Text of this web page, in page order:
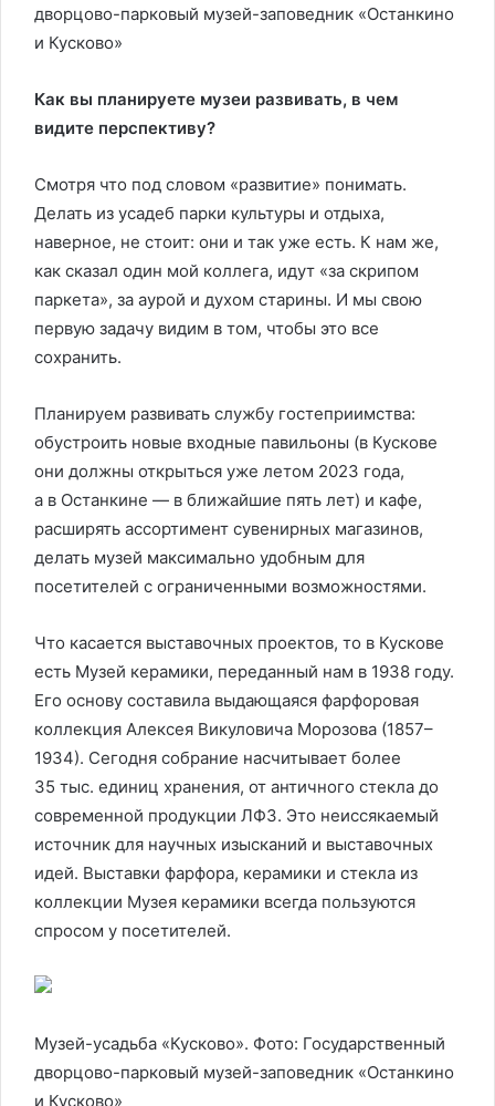
дворцово-парковый музей-заповедник «Останкино
и Кусково»
Как вы планируете музеи развивать, в чем
видите перспективу?
Смотря что под словом «развитие» понимать.
Делать из усадеб парки культуры и отдыха,
наверное, не стоит: они и так уже есть. К нам же,
как сказал один мой коллега, идут «за скрипом
паркета», за аурой и духом старины. И мы свою
первую задачу видим в том, чтобы это все
сохранить.
Планируем развивать службу гостеприимства:
обустроить новые входные павильоны (в Кускове
они должны открыться уже летом 2023 года,
а в Останкине — в ближайшие пять лет) и кафе,
расширять ассортимент сувенирных магазинов,
делать музей максимально удобным для
посетителей с ограниченными возможностями.
Что касается выставочных проектов, то в Кускове
есть Музей керамики, переданный нам в 1938 году.
Его основу составила выдающаяся фарфоровая
коллекция Алексея Викуловича Морозова (1857–
1934). Сегодня собрание насчитывает более
35 тыс. единиц хранения, от античного стекла до
современной продукции ЛФЗ. Это неиссякаемый
источник для научных изысканий и выставочных
идей. Выставки фарфора, керамики и стекла из
коллекции Музея керамики всегда пользуются
спросом у посетителей.
Музей-усадьба «Кусково». Фото: Государственный
дворцово-парковый музей-заповедник «Останкино
и Кусково»